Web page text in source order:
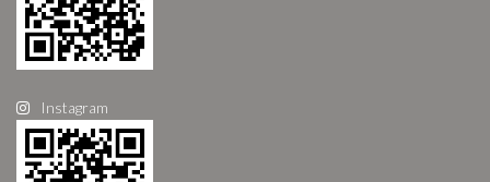
Instagram